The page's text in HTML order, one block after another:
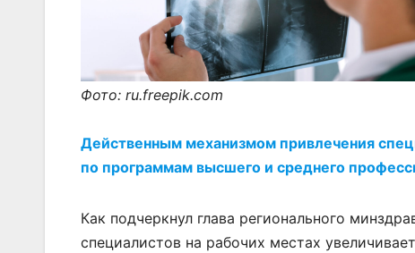
Фото: ru.freepik.com
Действенным механизмом привлечения
по программам высшего и среднего
Как подчеркнул глава регионального
специалистов на рабочих местах